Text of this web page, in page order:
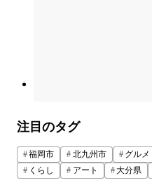
注目のタグ
福岡市 北九州市 グルメ
くらし
アート 大分県